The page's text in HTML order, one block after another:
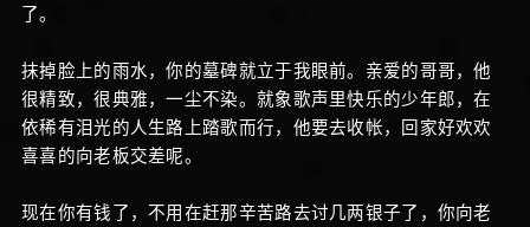
了。
抹掉脸上的雨水，你的墓碑就立于我眼前。亲爱的哥哥，他
很精致，很典雅，一尘不染。就象歌声里快乐的少年郎，在
依稀有泪光的人生路上踏歌而行，他要去收帐，回家好欢欢
喜喜的向老板交差呢。
现在你有钱了，不用在赶那辛苦路去讨几两银子了，你向老